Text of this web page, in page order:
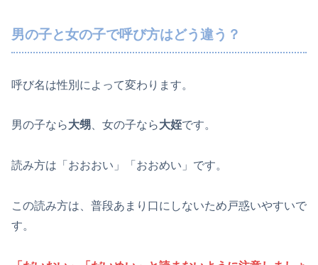
男の子と女の子で呼び方はどう違う？
呼び名は性別によって変わります。
男の子なら大甥 、女の子なら大姪です。
読み方は「おおおい」「おおめい」です。
この読み方は、普段あまり口にしないため戸惑いやすいで
す。